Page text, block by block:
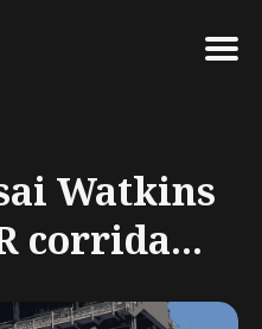
Watkins
corrida...